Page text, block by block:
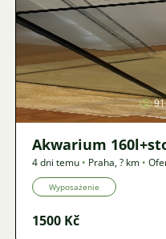
Akwarium
4 dni temu • Praha,? km •
Wyposażenie
1500 Kč